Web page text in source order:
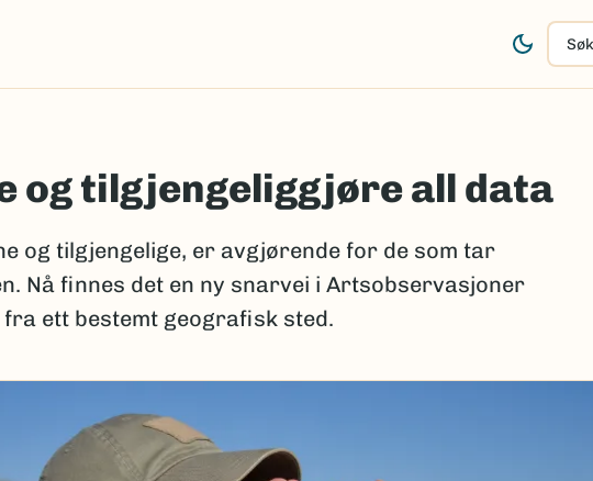
Søk
i
arter
og tilgjengeliggjøre all data
og tilgjengelige, er avgjørende for de som tar
Nå finnes det en ny snarvei i Artsobservasjoner
ett bestemt geografisk sted.